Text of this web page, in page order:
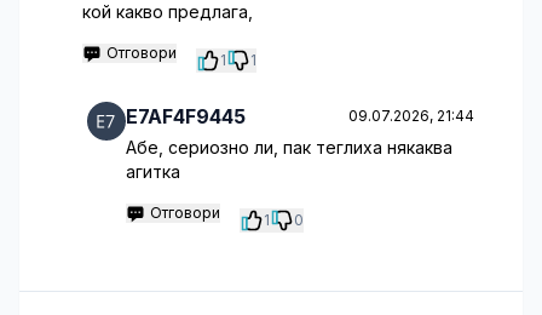
кой какво предлага,
Отговори 1 1
E7AF4F9445 09.07.2026, 21:44
Абе, сериозно ли, пак теглиха някаква
агитка
Отговори 1 0